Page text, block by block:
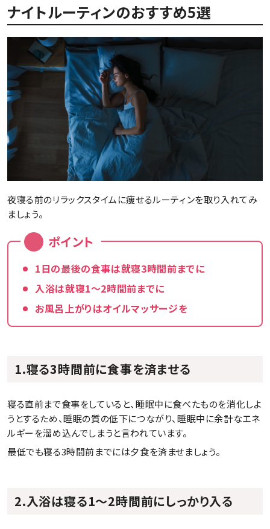
ナイトルーティンのおすすめ5選
夜寝る前のリラックスタイムに痩せるルーティンを取り入れてみ
ましょう。
ポイント
1日の最後の食事は就寝3時間前までに
入浴は就寝1〜2時間前までに
お風呂上がりはオイルマッサージを
1.寝る3時間前に食事を済ませる
寝る直前まで食事をしていると、睡眠中に食べたものを消化しよ
うとするため、睡眠の質の低下につながり、睡眠中に余計なエネ
ルギーを溜め込んでしまうと言われています。
最低でも寝る3時間前までには夕食を済ませましょう。
2.入浴は寝る1～2時間前にしっかり入る